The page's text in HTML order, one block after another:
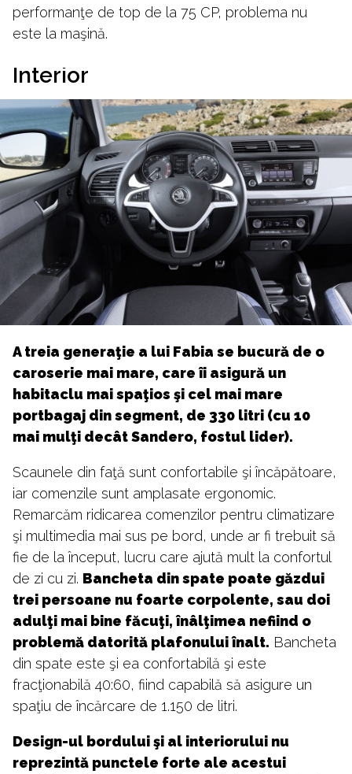
performanţe de top de la 75 CP, problema nu
este la maşină.
Interior
A treia generaţie a lui Fabia se bucură de o
caroserie mai mare, care îi asigură un
habitaclu mai spaţios şi cel mai mare
portbagaj din segment, de 330 litri (cu 10
mai mulţi decât Sandero, fostul lider).
Scaunele din faţă sunt confortabile şi încăpătoare,
iar comenzile sunt amplasate ergonomic.
Remarcăm ridicarea comenzilor pentru climatizare
şi multimedia mai sus pe bord, unde ar fi trebuit să
fie de la început, lucru care ajută mult la confortul
de zi cu zi. Bancheta din spate poate găzdui
trei persoane nu foarte corpolente, sau doi
adulţi mai bine făcuţi, înâlţimea nefiind o
problemă datorită plafonului înalt. Bancheta
din spate este şi ea confortabilă şi este
fracţionabilă 40:60, fiind capabilă să asigure un
spaţiu de încărcare de 1.150 de litri.
Design-ul bordului şi al interiorului nu
reprezintă punctele forte ale acestui